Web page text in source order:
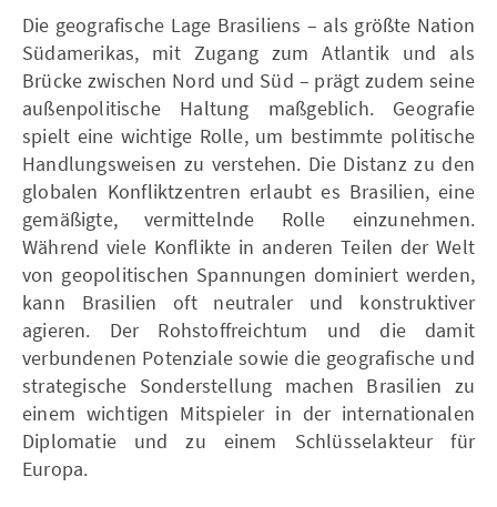
Die geografische Lage Brasiliens – als größte Nation
Südamerikas, mit Zugang zum Atlantik und als
Brücke zwischen Nord und Süd – prägt zudem seine
außenpolitische Haltung maßgeblich. Geografie
spielt eine wichtige Rolle, um bestimmte politische
Handlungsweisen zu verstehen. Die Distanz zu den
globalen Konfliktzentren erlaubt es Brasilien, eine
gemäßigte, vermittelnde Rolle einzunehmen.
Während viele Konflikte in anderen Teilen der Welt
von geopolitischen Spannungen dominiert werden,
kann Brasilien oft neutraler und konstruktiver
agieren. Der Rohstoffreichtum und die damit
verbundenen Potenziale sowie die geografische und
strategische Sonderstellung machen Brasilien zu
einem wichtigen Mitspieler in der internationalen
Diplomatie und zu einem Schlüsselakteur für
Europa.